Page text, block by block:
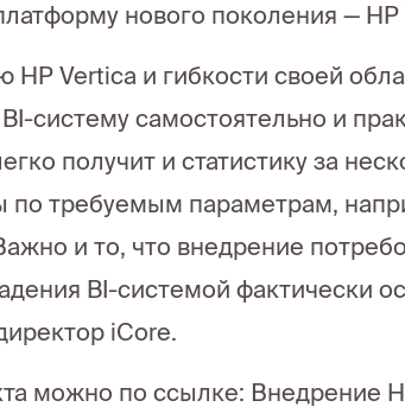
нового поколения — HP
HP Vertica и гибкости своей
систему самостоятельно и
получит и статистику за
по требуемым параметрам,
и то, что внедрение
BI-системой фактически
iCore.
можно по ссылке: Внедрение